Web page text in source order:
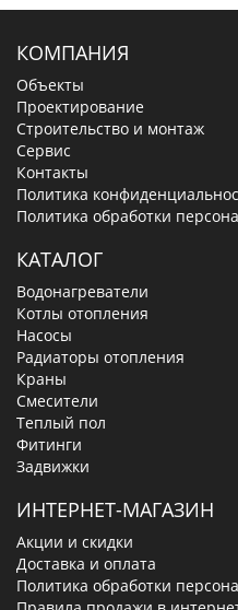
КОМПАНИЯ
Объекты
Проектирование
Строительство и монтаж
Сервис
Контакты
Политика
Политика обработки
КАТАЛОГ
Водонагреватели
Котлы отопления
Насосы
Радиаторы отопления
Краны
Смесители
Теплый пол
Фитинги
Задвижки
ИНТЕРНЕТ-МАГАЗИН
Акции и скидки
Доставка и оплата
Политика обработки